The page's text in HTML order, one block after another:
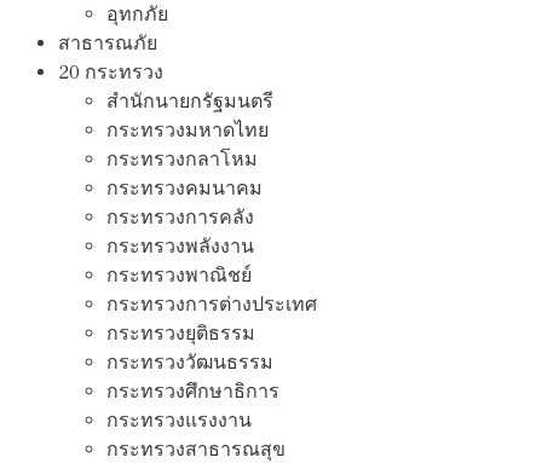
อุทกภัย
สาธารณภัย
20 กระทรวง
สํานักนายกรัฐมนตรี
กระทรวงมหาดไทย
กระทรวงกลาโหม
กระทรวงคมนาคม
กระทรวงการคลัง
กระทรวงพลังงาน
กระทรวงพาณิชย์
กระทรวงการต่างประเทศ
กระทรวงยุติธรรม
กระทรวงวัฒนธรรม
กระทรวงศึกษาธิการ
กระทรวงแรงงาน
กระทรวงสาธารณสุข